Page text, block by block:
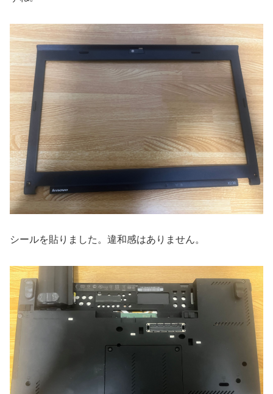
シールを貼りました。違和感はありません。